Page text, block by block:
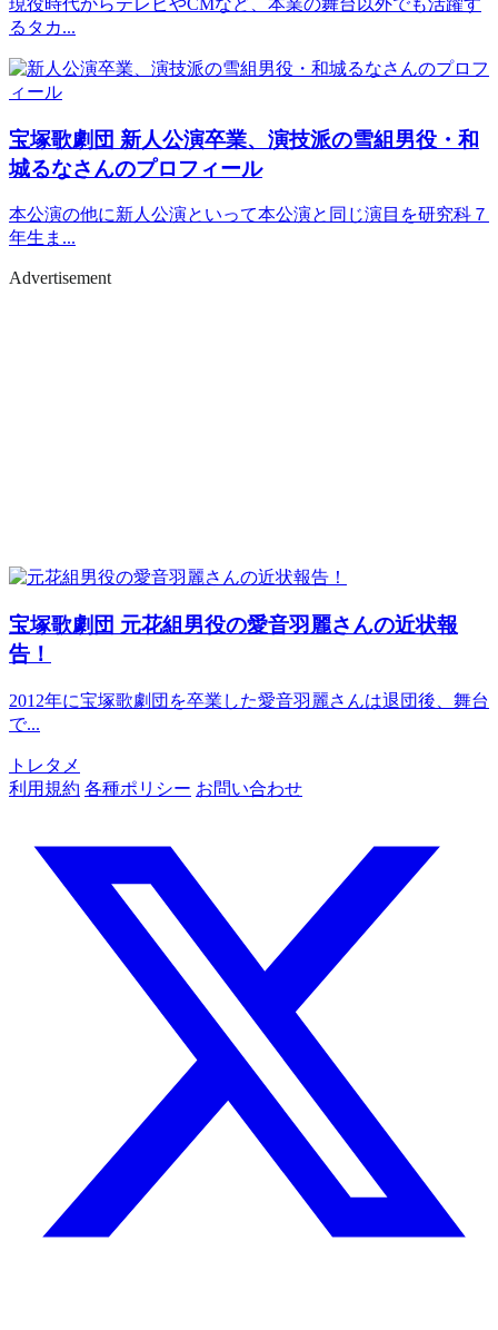
るタカ...
宝塚歌劇団 新人公演卒業、演技派の雪組男役・和
城るなさんのプロフィール
本公演の他に新人公演といって本公演と同じ演目を研究科７
年生ま...
Advertisement
宝塚歌劇団 元花組男役の愛音羽麗さんの近状報
告！
2012年に宝塚歌劇団を卒業した愛音羽麗さんは退団後、舞台
で...
トレタメ
利用規約 各種ポリシー お問い合わせ